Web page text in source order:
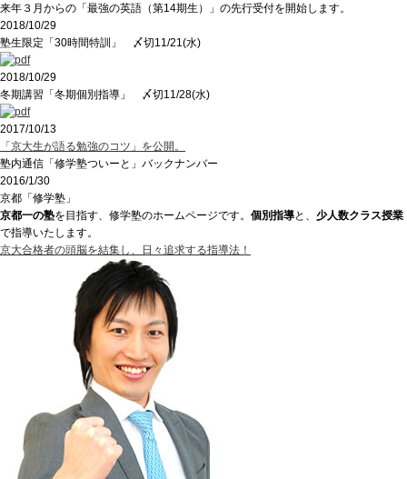
来年３月からの「最強の英語（第14期生）」の先行受付を開始します。
2018/10/29
塾生限定「30時間特訓」 〆切11/21(水)
2018/10/29
冬期講習「冬期個別指導」 〆切11/28(水)
2017/10/13
「京大生が語る勉強のコツ」を公開。
塾内通信「修学塾ついーと」バックナンバー
2016/1/30
京都「修学塾」
京都一の塾を目指す、修学塾のホームページです。 個別指導と、 少人数クラス授業
で指導いたします。
京大合格者の頭脳を結集し、
日々追求する指導法！